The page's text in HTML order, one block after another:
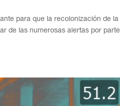
para que la recolonización de la
de las numerosas alertas por parte